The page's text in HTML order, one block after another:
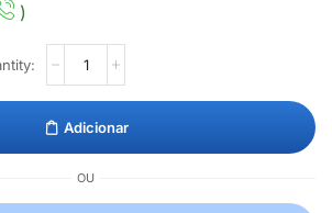
)
Adicionar
OU